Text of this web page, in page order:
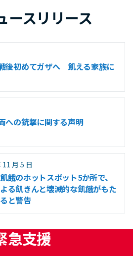
ースリリース
後初めてガザへ 飢える家族に
への銃撃に関する声明
月 5 日
餓のホットスポット5か所で、
る飢きんと壊滅的な飢餓がもた
と警告
急支援